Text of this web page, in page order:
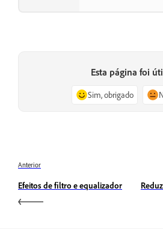
Esta página foi
Sim, obrigado
Anterior
Efeitos de filtro e equalizador